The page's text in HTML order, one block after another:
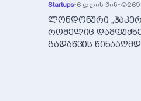
Startups•6 დღის წინ• 269
ლონდონური
რომელიც
გადაწვის